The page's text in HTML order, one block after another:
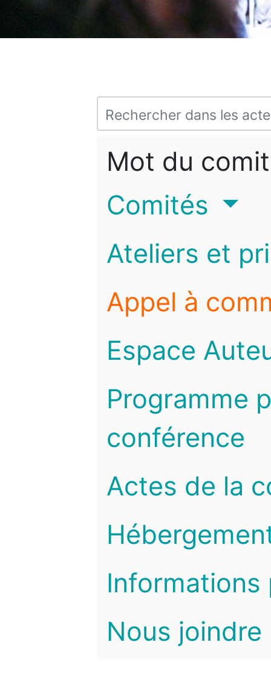
Mot du
Comités
Ateliers et
Appel à
Espace
Programme
conférence
Actes de la
Informations
Nous joindre